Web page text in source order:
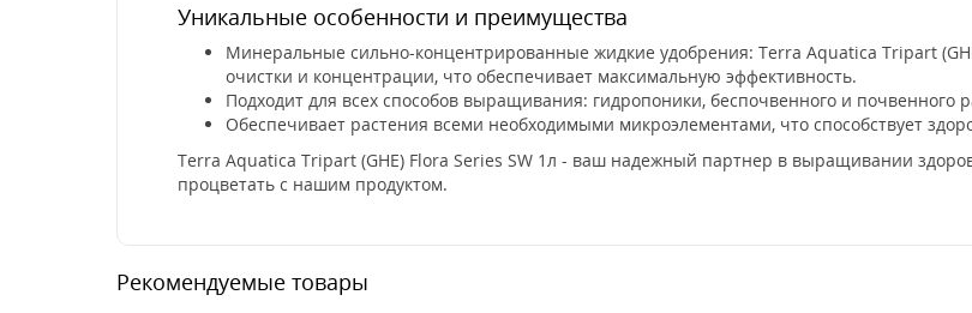
Уникальные особенности и преимущества
Минеральные сильно-концентрированные жидкие удобрения: Terra Aquatica Tripart
очистки и концентрации, что обеспечивает максимальную эффективность.
Подходит для всех способов выращивания: гидропоники, беспочвенного и почвенного
Обеспечивает растения всеми необходимыми микроэлементами, что способствует
Terra Aquatica Tripart (GHE) Flora Series SW 1л - ваш надежный партнер в выращивании
процветать с нашим продуктом.
Рекомендуемые товары